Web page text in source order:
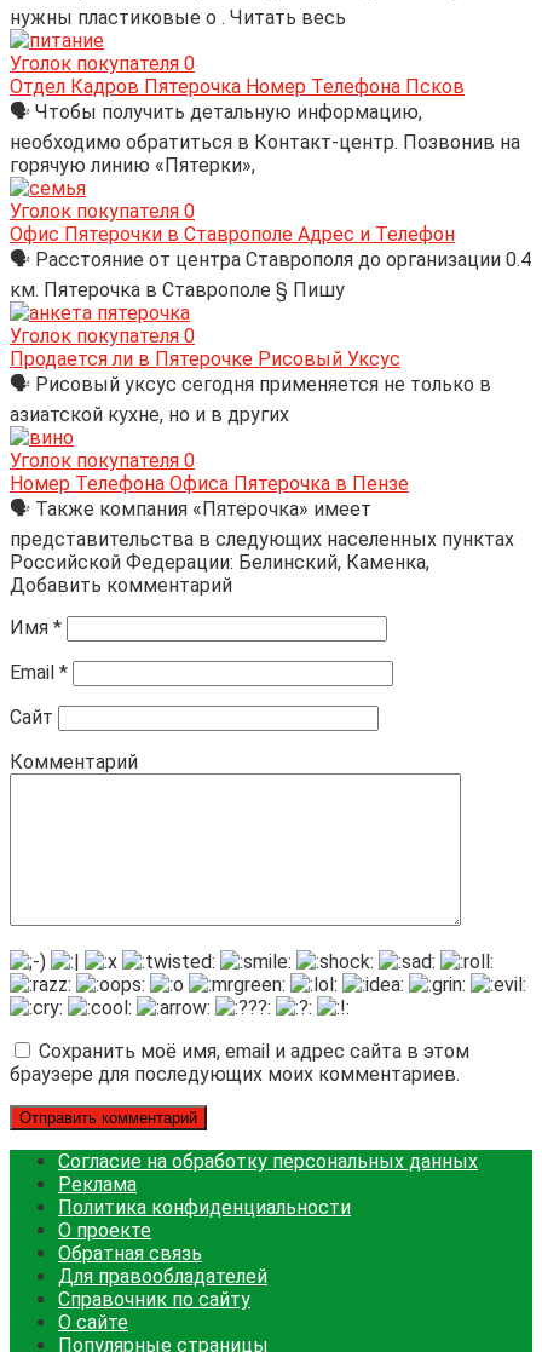
нужны пластиковые о . Читать весь
Уголок покупателя 0
Отдел Кадров Пятерочка Номер Телефона Псков
🗣 Чтобы получить детальную информацию,
необходимо обратиться в Контакт-центр. Позвонив на
горячую линию «Пятерки»,
Уголок покупателя 0
Офис Пятерочки в Ставрополе Адрес и Телефон
🗣 Расстояние от центра Ставрополя до организации 0.4
км. Пятерочка в Ставрополе § Пишу
Уголок покупателя 0
Продается ли в Пятерочке Рисовый Уксус
🗣 Рисовый уксус сегодня применяется не только в
азиатской кухне, но и в других
Уголок покупателя 0
Номер Телефона Офиса Пятерочка в Пензе
🗣 Также компания «Пятерочка» имеет
представительства в следующих населенных пунктах
Российской Федерации: Белинский, Каменка,
Добавить комментарий
Имя *
Email *
Сайт
Комментарий
Сохранить моё имя, email и адрес сайта в этом
браузере для последующих моих комментариев.
Согласие на обработку персональных данных
Реклама
Политика конфиденциальности
О проекте
Обратная связь
Для правообладателей
Справочник по сайту
О сайте
Популярные страницы